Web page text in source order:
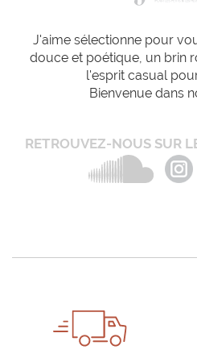
J'aime sélectionne pour
douce et poétique, un brin
l'esprit casual
Bienvenue dans
RETROUVEZ-NOUS SUR